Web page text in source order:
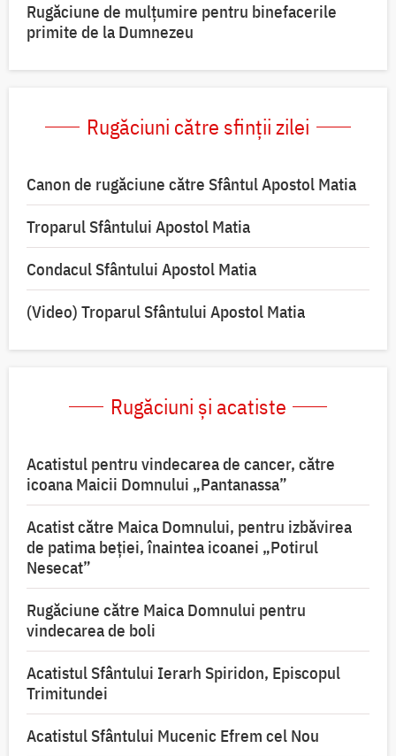
Rugăciune de mulțumire pentru binefacerile
primite de la Dumnezeu
Rugăciuni către sfinții zilei
Canon de rugăciune către Sfântul Apostol Matia
Troparul Sfântului Apostol Matia
Condacul Sfântului Apostol Matia
(Video) Troparul Sfântului Apostol Matia
Rugăciuni și acatiste
Acatistul pentru vindecarea de cancer, către
icoana Maicii Domnului „Pantanassa”
Acatist către Maica Domnului, pentru izbăvirea
de patima beției, înaintea icoanei „Potirul
Nesecat”
Rugăciune către Maica Domnului pentru
vindecarea de boli
Acatistul Sfântului Ierarh Spiridon, Episcopul
Trimitundei
Acatistul Sfântului Mucenic Efrem cel Nou